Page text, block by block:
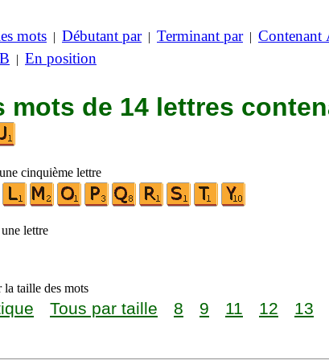
mots | Débutant par| Terminant par| Contenant
| En position
mots de 14 lettres
cinquième lettre
lettre
taille des mots
Tous par taille 8 9 11 12 13